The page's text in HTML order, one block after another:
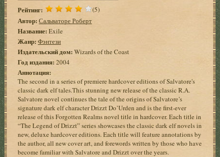
Рейтинг: (5)
Автор: Сальваторе Роберт
Название: Exile
Жанр: Фэнтези
Издательский дом: Wizards of the Coast
Год издания:2004
Аннотация:
The second in a series of premiere hardcover editions of Salvatore's
classic dark elf tales.This stunning new release of the classic R.A.
Salvatore novel continues the tale of the origins of Salvatore’s
signature dark elf character Drizzt Do’Urden and is the first-ever
release of this Forgotten Realms novel title in hardcover. Each title in
“The Legend of Drizzt” series showcases the classic dark elf novels in
new, deluxe hardcover editions. Each title will feature annotations by
the author, all new cover art, and forewords written by those who have
become familiar with Salvatore and Drizzt over the years.